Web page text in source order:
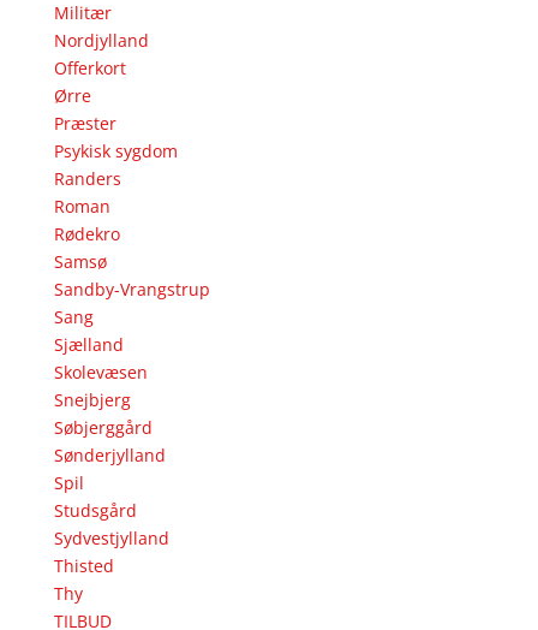
Militær
Nordjylland
Offerkort
Ørre
Præster
Psykisk sygdom
Randers
Roman
Rødekro
Samsø
Sandby-Vrangstrup
Sang
Sjælland
Skolevæsen
Snejbjerg
Søbjerggård
Sønderjylland
Spil
Studsgård
Sydvestjylland
Thisted
Thy
TILBUD